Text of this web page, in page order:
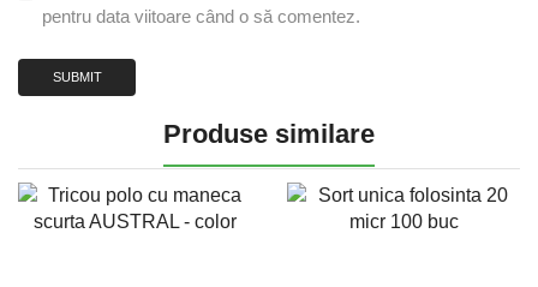
pentru data viitoare când o să comentez.
Produse similare